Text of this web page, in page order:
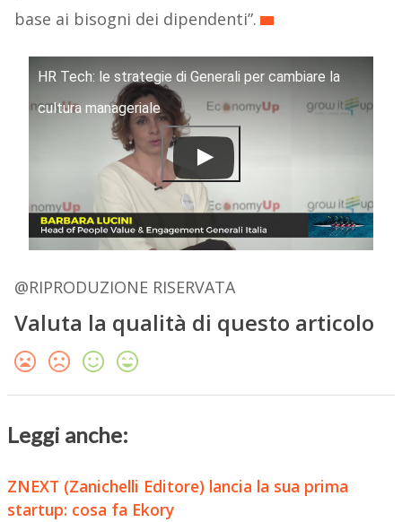
base ai bisogni dei dipendenti”.
HR Tech: le strategie di Generali per cambiare la
cultura manageriale
@RIPRODUZIONE RISERVATA
Valuta la qualità di questo articolo
Leggi anche:
ZNEXT (Zanichelli Editore) lancia la sua prima
startup: cosa fa Ekory